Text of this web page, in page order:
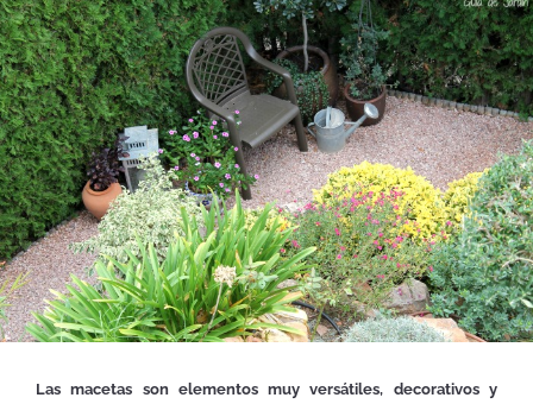
Las macetas son elementos muy versátiles, decorativos y